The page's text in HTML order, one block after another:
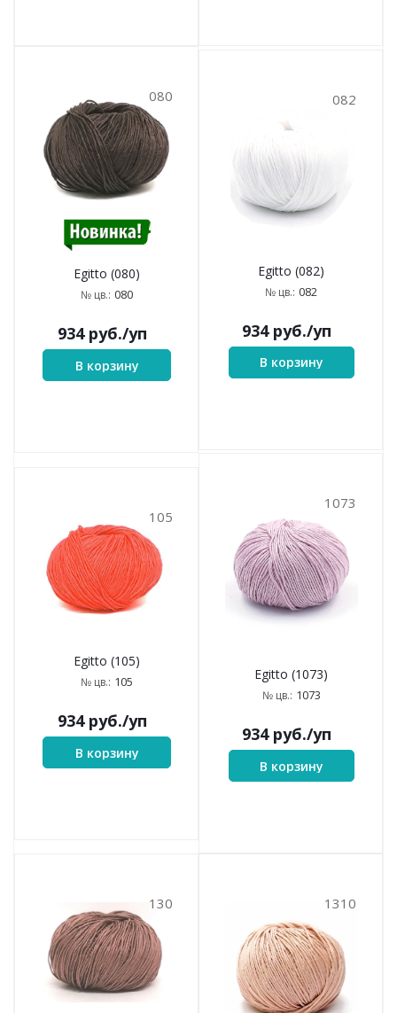
080
Egitto (080)
№ цв.: 080
934руб./уп
В корзину
082
Egitto (082)
№ цв.: 082
934руб./уп
В корзину
105
Egitto (105)
№ цв.: 105
934руб./уп
В корзину
1073
Egitto (1073)
№ цв.: 1073
934руб./уп
В корзину
130 1310